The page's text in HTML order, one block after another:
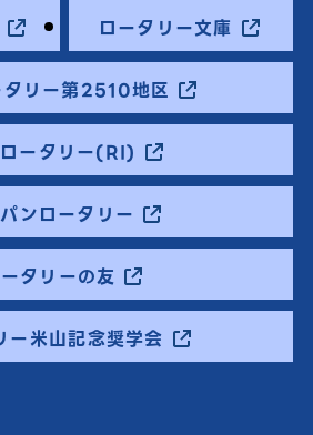
ロータリー文庫
タリー第2510地区
ータリー(RI)
ンロータリー
タリーの友
ー米山記念奨学会